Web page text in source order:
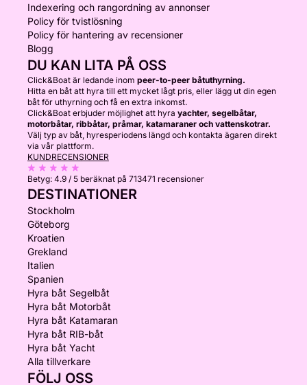
Indexering och rangordning av annonser
Policy för tvistlösning
Policy för hantering av recensioner
Blogg
DU KAN LITA PÅ OSS
Click&Boat är ledande inom peer-to-peer båtuthyrning.
Hitta en båt att hyra till ett mycket lågt pris, eller lägg ut din egen
båt för uthyrning och få en extra inkomst.
Click&Boat erbjuder möjlighet att hyra yachter, segelbåtar,
motorbåtar, ribbåtar, pråmar, katamaraner och vattenskotrar.
Välj typ av båt, hyresperiodens längd och kontakta ägaren direkt
via vår plattform.
KUNDRECENSIONER
Betyg: 4.9 / 5 beräknat på 713471 recensioner
DESTINATIONER
Stockholm
Göteborg
Kroatien
Grekland
Italien
Spanien
Hyra båt Segelbåt
Hyra båt Motorbåt
Hyra båt Katamaran
Hyra båt RIB-båt
Hyra båt Yacht
Alla tillverkare
FÖLJ OSS